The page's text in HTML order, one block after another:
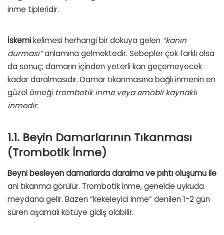
inme tipleridir.
İskemikelimesi herhangi bir dokuya gelen “kanın
durması”anlamına gelmektedir. Sebepler çok farklı olsa
da sonuç; damarın içinden yeterli kan geçemeyecek
kadar daralmasıdır. Damar tıkanmasına bağlı inmenin en
güzel örneği trombotik inme veya emobli kaynaklı
inmedir.
1.1. Beyin Damarlarının Tıkanması
(Trombotik İnme)
Beyni besleyen damarlarda daralma ve pıhtı oluşumu ile
ani tıkanma görülür. Trombotik inme, genelde uykuda
meydana gelir. Bazen “kekeleyici inme” denilen 1-2 gün
süren aşamalı kötüye gidiş olabilir.